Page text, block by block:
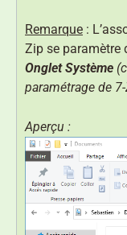
Remarque :
Zip se paramètre
Onglet Système
paramétrage de
Aperçu :